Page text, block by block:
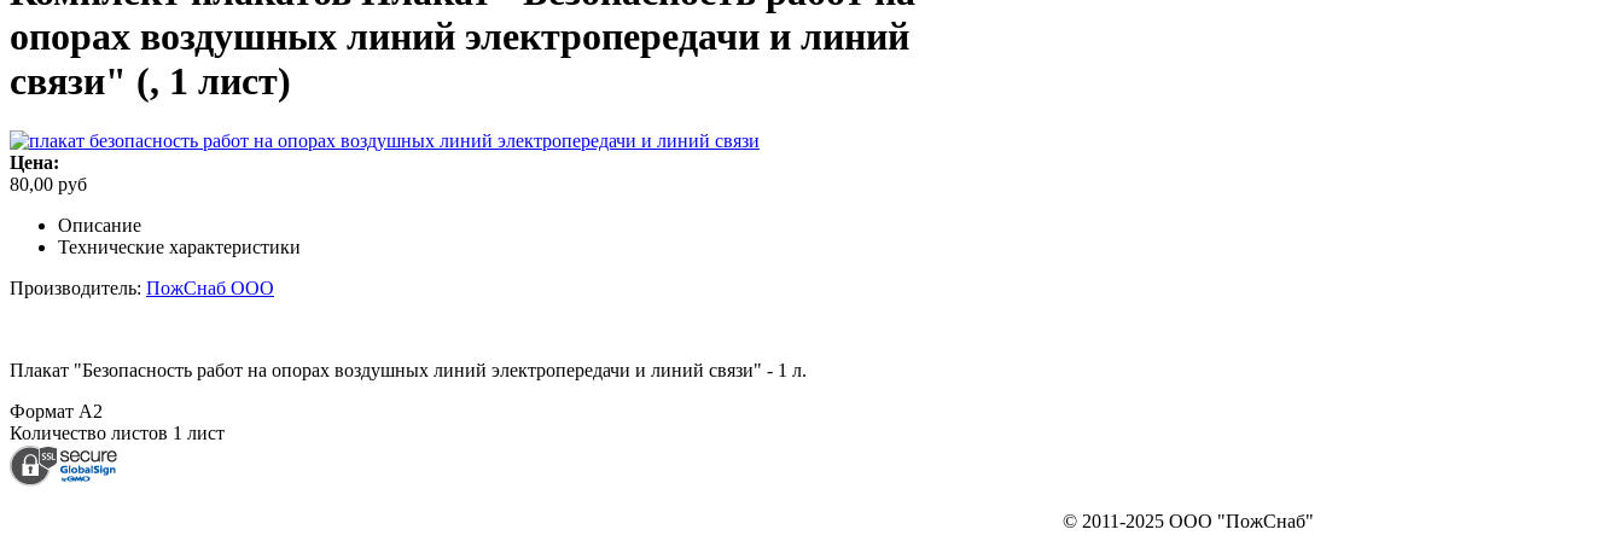
опорах воздушных линий электропередачи и линий
связи" (, 1 лист)
Цена:
80,00 руб
Описание
Технические характеристики
Производитель: ПожСнаб ООО
Плакат "Безопасность работ на опорах воздушных линий электропередачи и линий связи" - 1 л.
Формат А2
Количество листов 1 лист
© 2011-2025 ООО "ПожСнаб"